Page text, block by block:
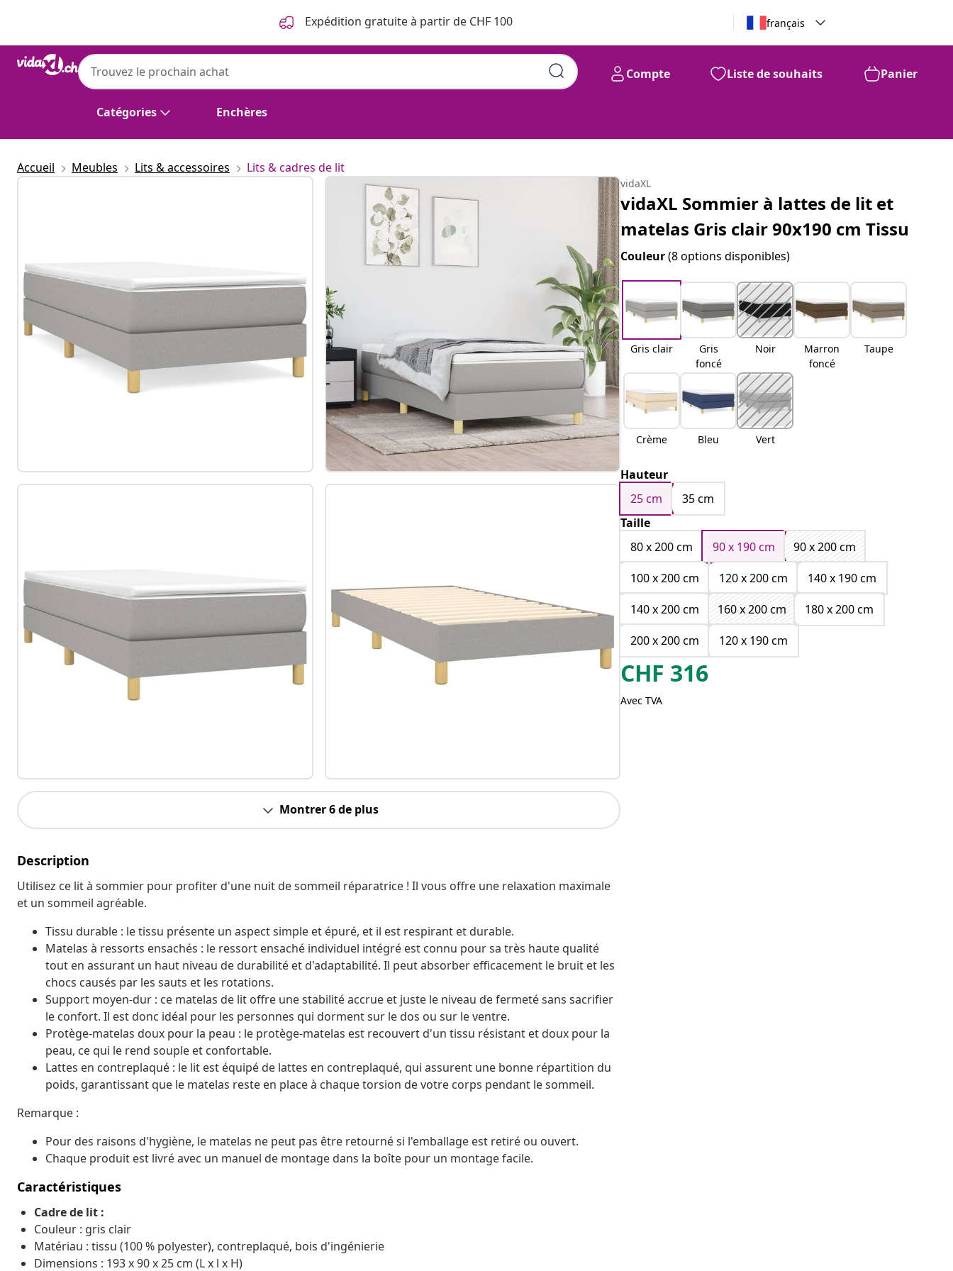
Expédition gratuite à partir de CHF 100 français
Catégories Enchères
Compte Liste de souhaits Panier
Accueil Meubles Lits & accessoires Lits & cadres de lit
Montrer 6 de plus
Description
Utilisez ce lit à sommier pour profiter d'une nuit de sommeil réparatrice ! Il vous offre une relaxation maximale
et un sommeil agréable.
Tissu durable : le tissu présente un aspect simple et épuré, et il est respirant et durable.
Matelas à ressorts ensachés : le ressort ensaché individuel intégré est connu pour sa très haute qualité
tout en assurant un haut niveau de durabilité et d'adaptabilité. Il peut absorber efficacement le bruit et les
chocs causés par les sauts et les rotations.
Support moyen-dur : ce matelas de lit offre une stabilité accrue et juste le niveau de fermeté sans sacrifier
le confort. Il est donc idéal pour les personnes qui dorment sur le dos ou sur le ventre.
Protège-matelas doux pour la peau : le protège-matelas est recouvert d'un tissu résistant et doux pour la
peau, ce qui le rend souple et confortable.
Lattes en contreplaqué : le lit est équipé de lattes en contreplaqué, qui assurent une bonne répartition du
poids, garantissant que le matelas reste en place à chaque torsion de votre corps pendant le sommeil.
Remarque :
Pour des raisons d'hygiène, le matelas ne peut pas être retourné si l'emballage est retiré ou ouvert.
Chaque produit est livré avec un manuel de montage dans la boîte pour un montage facile.
Caractéristiques
Cadre de lit :
Couleur : gris clair
Matériau : tissu (100 % polyester), contreplaqué, bois d'ingénierie
Dimensions : 193 x 90 x 25 cm (L x l x H)
vidaXL
vidaXL Sommier à lattes de lit et
matelas Gris clair 90x190 cm Tissu
Couleur(8 options disponibles)
Gris clair
Gris
foncé
Noir
Marron
foncé
Taupe
Crème Bleu Vert
Hauteur
25 cm
35 cm
Taille
80 x 200 cm
90 x 190 cm
90 x 200 cm
100 x 200 cm
120 x 200 cm
140 x 190 cm
140 x 200 cm
160 x 200 cm
180 x 200 cm
200 x 200 cm
120 x 190 cm
CHF 316
Avec TVA